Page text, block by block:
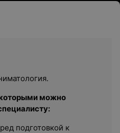
можно
подготовкой к